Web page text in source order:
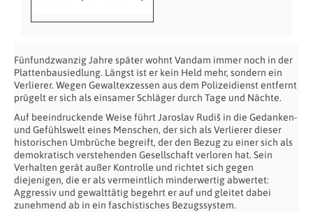
Fünfundzwanzig Jahre später wohnt Vandam immer noch in der
Plattenbausiedlung. Längst ist er kein Held mehr, sondern ein
Verlierer. Wegen Gewaltexzessen aus dem Polizeidienst entfernt
prügelt er sich als einsamer Schläger durch Tage und Nächte.
Auf beeindruckende Weise führt Jaroslav Rudiš in die Gedanken-
und Gefühlswelt eines Menschen, der sich als Verlierer dieser
historischen Umbrüche begreift, der den Bezug zu einer sich als
demokratisch verstehenden Gesellschaft verloren hat. Sein
Verhalten gerät außer Kontrolle und richtet sich gegen
diejenigen, die er als vermeintlich minderwertig abwertet:
Aggressiv und gewalttätig begehrt er auf und gleitet dabei
zunehmend ab in ein faschistisches Bezugssystem.